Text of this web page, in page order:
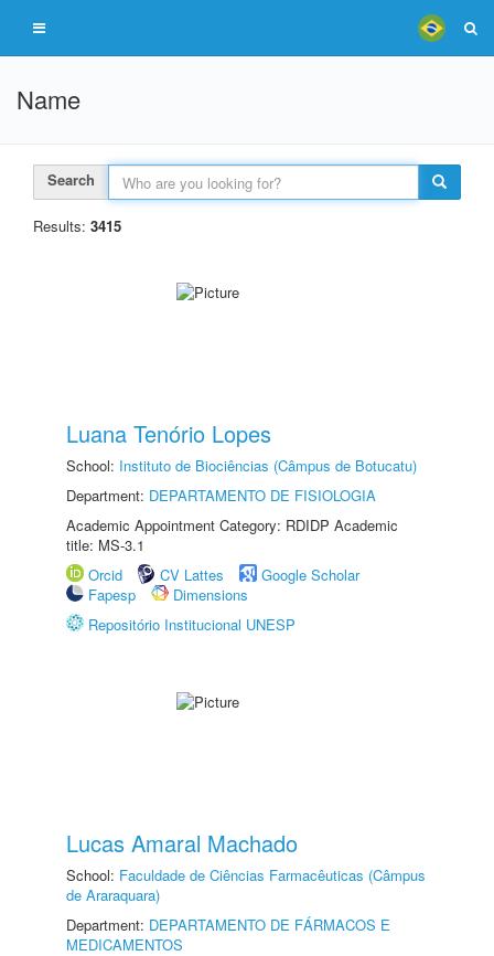
Name
Search
Results: 3415
Luana Tenório Lopes
School: Instituto de Biociências (Câmpus de Botucatu)
Department: DEPARTAMENTO DE FISIOLOGIA
Academic Appointment Category: RDIDP Academic
title: MS-3.1
Orcid
CV Lattes
Google Scholar
Fapesp
Dimensions
Repositório Institucional UNESP
Lucas Amaral Machado
School: Faculdade de Ciências Farmacêuticas (Câmpus
de Araraquara)
Department: DEPARTAMENTO DE FÁRMACOS E
MEDICAMENTOS